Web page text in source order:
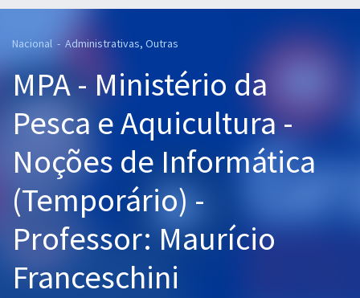
Cursos 20% OFF
Pós
Graduação
OAB
Mentorias
Questões grátis
Nacional - Administrativas, Outras
MPA - Ministério da
Pesca e Aquicultura -
Noções de Informática
(Temporário) -
Professor: Maurício
Franceschini